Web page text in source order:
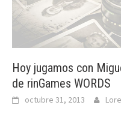
Hoy jugamos con
de rinGames WORDS
octubre 31, 2013